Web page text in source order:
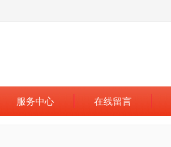
服务中心 在线留言